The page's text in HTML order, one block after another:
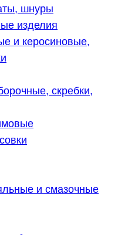
шнуры
изделия
и керосиновые,
скребки,
и смазочные